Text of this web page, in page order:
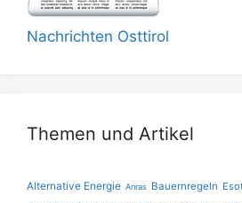
Nachrichten Osttirol
Themen und Artikel
Alternative Energie Anras Bauernregeln